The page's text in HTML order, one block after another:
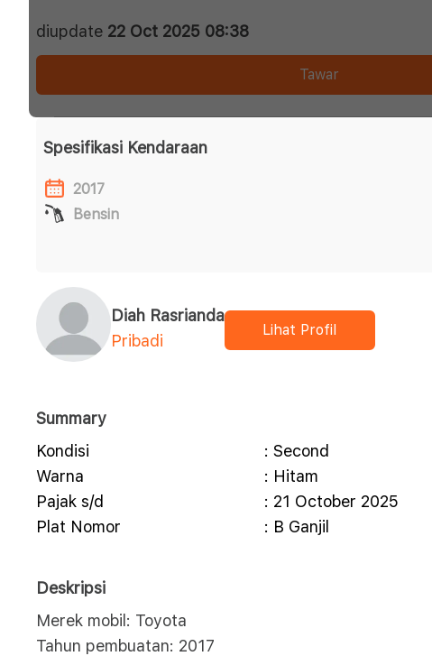
diupdate 22 Oct 2025 08:38
Tawar
Spesifikasi Kendaraan
2017
Bensin
Diah Rasrianda
Pribadi
Lihat Profil
Summary
Kondisi
: Second
Warna
: Hitam
Pajak s/d
: 21 October 2025
Plat Nomor
: B Ganjil
Deskripsi
Merek mobil: Toyota
Tahun pembuatan: 2017